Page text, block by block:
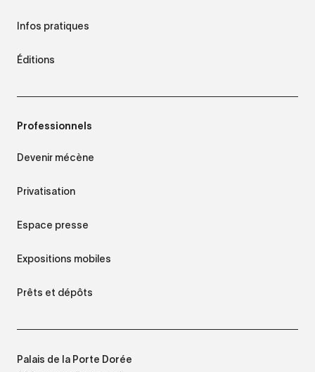
Infos pratiques
Éditions
Professionnels
Devenir mécène
Privatisation
Espace presse
Expositions mobiles
Prêts et dépôts
Palais de la Porte Dorée